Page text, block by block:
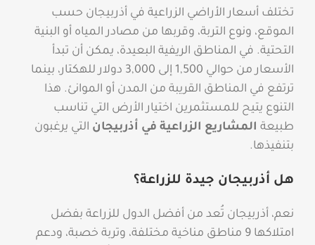
تختلف أسعار الأراضي الزراعية في أذربيجان حسب
الموقع، ونوع التربة، وقربها من مصادر المياه أو البنية
التحتية. في المناطق الريفية البعيدة، يمكن أن تبدأ
الأسعار من حوالي 1,500 إلى 3,000 دولار للهكتار، بينما
ترتفع في المناطق القريبة من المدن أو الموانئ. هذا
التنوع يتيح للمستثمرين اختيار الأرض التي تناسب
طبيعة المشاريع الزراعية في أذربيجان التي يرغبون
بتنفيذها.
هل أذربيجان جيدة للزراعة؟
نعم، أذربيجان تُعد من أفضل الدول للزراعة بفضل
امتلاكها 9 مناطق مناخية مختلفة، وتربة خصبة، ودعم